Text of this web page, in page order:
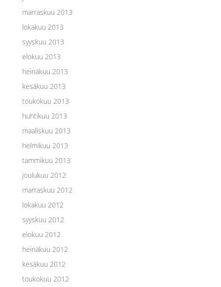
marraskuu 2013
lokakuu 2013
syyskuu 2013
elokuu 2013
heinäkuu 2013
kesäkuu 2013
toukokuu 2013
huhtikuu 2013
maaliskuu 2013
helmikuu 2013
tammikuu 2013
joulukuu 2012
marraskuu 2012
lokakuu 2012
syyskuu 2012
elokuu 2012
heinäkuu 2012
kesäkuu 2012
toukokuu 2012